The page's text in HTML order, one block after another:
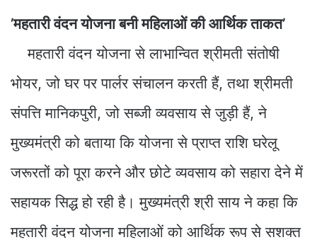
’महतारी वंदन योजना बनी महिलाओं की आर्थिक ताकत’
महतारी वंदन योजना से लाभान्वित श्रीमती संतोषी
भोयर, जो घर पर पार्लर संचालन करती हैं, तथा श्रीमती
संपत्ति मानिकपुरी, जो सब्जी व्यवसाय से जुड़ी हैं, ने
मुख्यमंत्री को बताया कि योजना से प्राप्त राशि घरेलू
जरूरतों को पूरा करने और छोटे व्यवसाय को सहारा देने में
सहायक सिद्ध हो रही है। मुख्यमंत्री श्री साय ने कहा कि
महतारी वंदन योजना महिलाओं को आर्थिक रूप से सशक्त